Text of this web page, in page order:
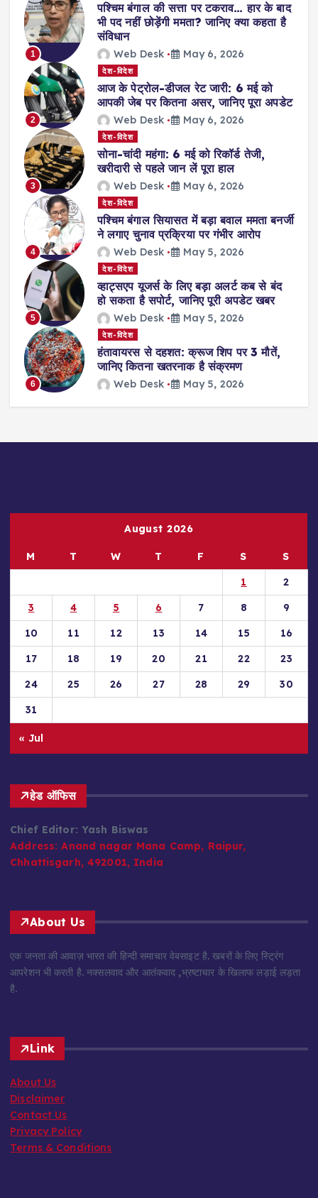
1
पश्चिम बंगाल की सत्ता पर टकराव… हार के बाद
भी पद नहीं छोड़ेंगी ममता? जानिए क्या कहता है
संविधान
Web Desk May 6, 2026
2
देश-विदेश
आज के पेट्रोल-डीजल रेट जारी: 6 मई को
आपकी जेब पर कितना असर, जानिए पूरा अपडेट
Web Desk May 6, 2026
3
देश-विदेश
सोना-चांदी महंगा: 6 मई को रिकॉर्ड तेजी,
खरीदारी से पहले जान लें पूरा हाल
Web Desk May 6, 2026
4
देश-विदेश
पश्चिम बंगाल सियासत में बड़ा बवाल ममता बनर्जी
ने लगाए चुनाव प्रक्रिया पर गंभीर आरोप
Web Desk May 5, 2026
5
देश-विदेश
व्हाट्सएप यूजर्स के लिए बड़ा अलर्ट कब से बंद
हो सकता है सपोर्ट, जानिए पूरी अपडेट खबर
Web Desk May 5, 2026
6
देश-विदेश
हंतावायरस से दहशत: क्रूज शिप पर 3 मौतें,
जानिए कितना खतरनाक है संक्रमण
Web Desk May 5, 2026
August 2026
M T W T F S
S
1
2
3
4 5 6 7 8
9
10
11 12 13 14 15
16
17
18 19 20 21 22
23
24
25 26 27 28 29
30
31
« Jul
हेड ऑफिस
Chief Editor: Yash Biswas
Address: Anand nagar Mana Camp, Raipur,
Chhattisgarh, 492001, India
About Us
एक जनता की आवाज़ भारत की हिन्दी समाचार वेबसाइट है. खबरों के लिए स्ट्रिंग
आपरेशन भी करती है. नक्सलवाद और आतंकवाद ,भ्रष्टाचार के खिलाफ लड़ाई लड़ता
है.
Link
About Us
Disclaimer
Contact Us
Privacy Policy
Terms & Conditions